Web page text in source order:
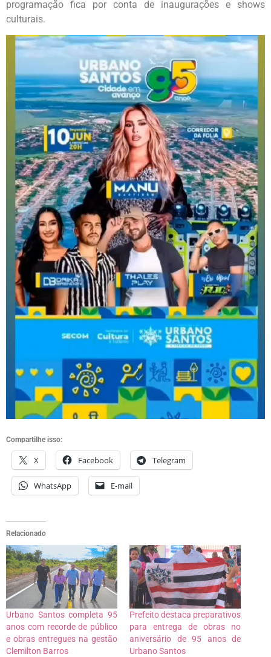
programação fica por conta de inaugurações e shows
culturais.
Compartilhe isso:
X Facebook Telegram
WhatsApp E-mail
Relacionado
Urbano Santos completa 95
anos com recorde de público
e obras entregues na gestão
Clemilton Barros
Prefeito destaca preparativos
para entrega de obras no
aniversário de 95 anos de
Urbano Santos